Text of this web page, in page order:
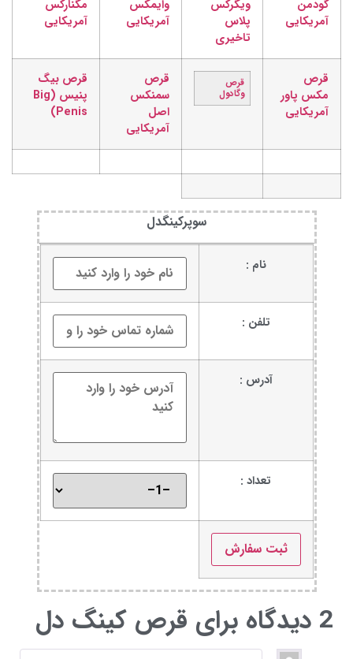
گودمن
آمریکایی
ویگرکس
پلاس
تاخیری
وایمکس
آمریکایی
مگنارکس
آمریکایی
قرص
مکس پاور
آمریکایی
قرص
وگادول
قرص
سمنکس
اصل
آمریکایی
قرص بیگ
پنیس (Big
Penis)
سوپرکینگدل
نام :
تلفن :
آدرس :
تعداد :
2 دیدگاه برای قرص کینگ دل